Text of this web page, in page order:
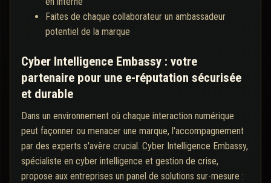
Faites de chaque collaborateur un ambassadeur
potentiel de la marque
Cyber Intelligence Embassy : votre
partenaire pour une e-réputation sécurisée
et durable
Dans un environnement où chaque interaction numérique
peut façonner ou menacer une marque, l'accompagnement
par des experts s'avère crucial. Cyber Intelligence Embassy,
spécialiste en cyber intelligence et gestion de crise,
propose aux entreprises un panel de solutions sur-mesure :